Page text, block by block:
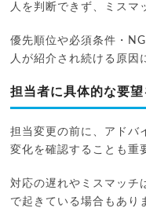
人を判断できず、ミスマ
優先順位や必須条件・
人が紹介され続ける原因
担当者に具体的な要望
担当変更の前に、アドバ
変化を確認することも重
対応の遅れやミスマッチ
で起きている場合もあり